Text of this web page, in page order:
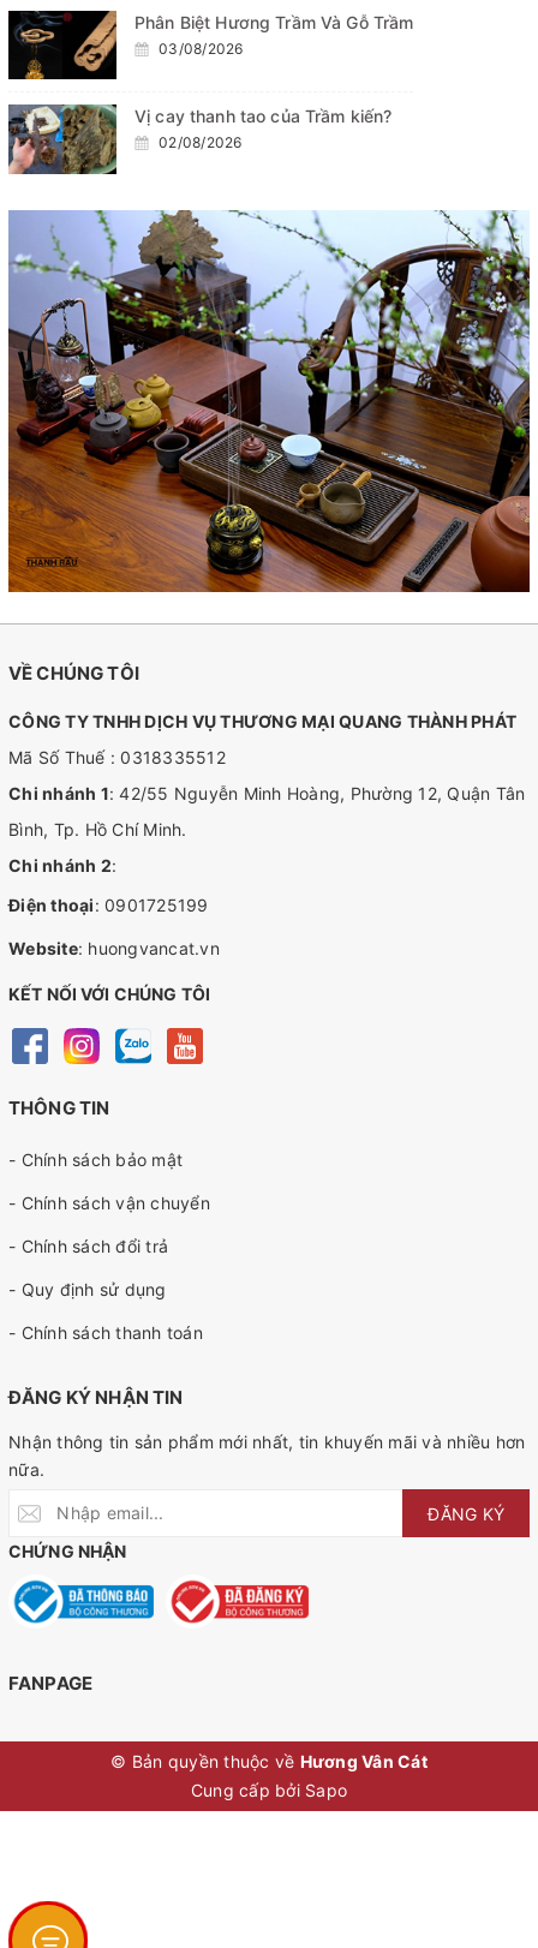
Phân Biệt Hương Trầm Và Gỗ Trầm
03/08/2026
Vị cay thanh tao của Trầm kiến?
02/08/2026
VỀ CHÚNG TÔI
CÔNG TY TNHH DỊCH VỤ THƯƠNG MẠI QUANG THÀNH PHÁT
Mã Số Thuế : 0318335512
Chi nhánh 1: 42/55 Nguyễn Minh Hoàng, Phường 12, Quận Tân
Bình, Tp. Hồ Chí Minh.
Chi nhánh 2:
Điện thoại: 0901725199
Website: huongvancat.vn
KẾT NỐI VỚI CHÚNG TÔI
THÔNG TIN
- Chính sách bảo mật
- Chính sách vận chuyển
- Chính sách đổi trả
- Quy định sử dụng
- Chính sách thanh toán
ĐĂNG KÝ NHẬN TIN
Nhận thông tin sản phẩm mới nhất, tin khuyến mãi và nhiều hơn
nữa.
ĐĂNG KÝ
CHỨNG NHẬN
FANPAGE
© Bản quyền thuộc về Hương Vân Cát
Cung cấp bởi Sapo